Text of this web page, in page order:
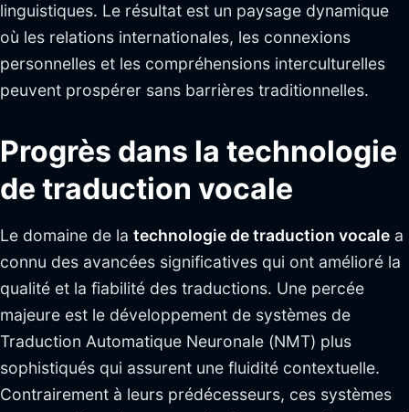
linguistiques. Le résultat est un paysage dynamique
où les relations internationales, les connexions
personnelles et les compréhensions interculturelles
peuvent prospérer sans barrières traditionnelles.
Progrès dans la technologie
de traduction vocale
Le domaine de la technologie de traduction vocale a
connu des avancées significatives qui ont amélioré la
qualité et la fiabilité des traductions. Une percée
majeure est le développement de systèmes de
Traduction Automatique Neuronale (NMT) plus
sophistiqués qui assurent une fluidité contextuelle.
Contrairement à leurs prédécesseurs, ces systèmes